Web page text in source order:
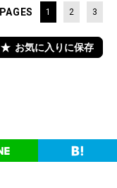
PAGES 1 2 3
お気に入りに保存